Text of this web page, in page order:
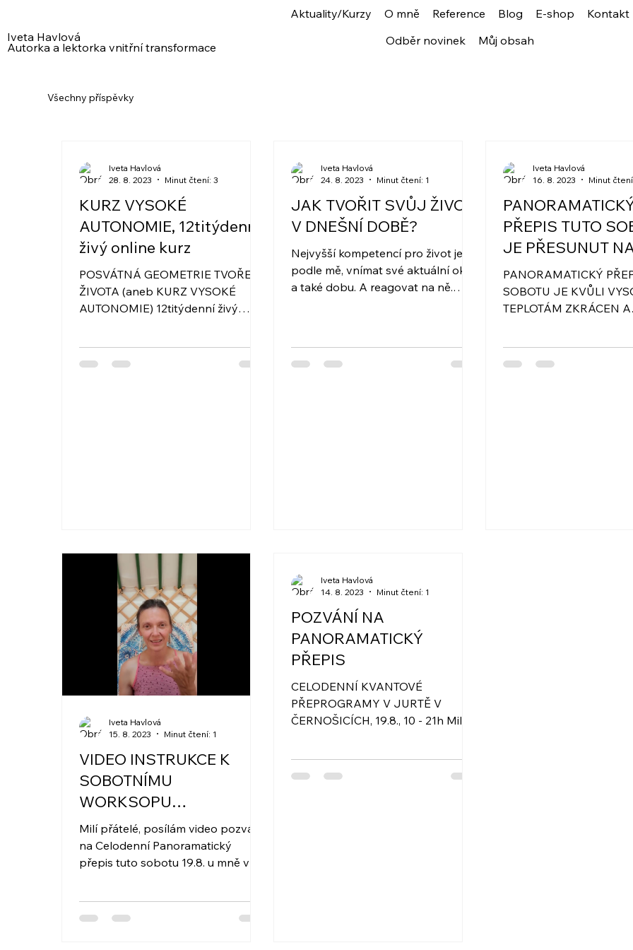
Iveta Havlová
Autorka a lektorka vnitřní transformace
Aktuality/Kurzy O mně Reference Blog E-shop
Kontakt
Odběr novinek
Můj obsah
Všechny příspěvky
KURZ VYSOKÉ
AUTONOMIE, 12titýdenní
živý online kurz
POSVÁTNÁ GEOMETRIE TVOŘENÍ
ŽIVOTA (aneb KURZ VYSOKÉ
AUTONOMIE) 12titýdenní živý
Iveta Havlová
28. 8. 2023
Minut čtení: 3
JAK TVOŘIT SVŮJ ŽIVOT
V DNEŠNÍ DOBĚ?
Nejvyšší kompetencí pro život je,
podle mě, vnímat své aktuální okolí
a také dobu. A reagovat na ně.
Iveta Havlová
24. 8. 2023
Minut čtení: 1
PŘEPIS TUTO
JE PŘESUNUT NA
PANORAMATICKÝ
SOBOTU JE KVŮLI
TEPLOTÁM ZKRÁCEN A
najdete níže:...
Iveta Havlová
16. 8. 2023
Minut
VIDEO INSTRUKCE K
SOBOTNÍMU
WORKSOPU
"PANORAMATICKÝ
PŘEPIS"
Milí přátelé, posílám video pozvání
na Celodenní Panoramatický
přepis tuto sobotu 19.8. u mně v
Iveta Havlová
15. 8. 2023
Minut čtení: 1
POZVÁNÍ NA
PANORAMATICKÝ
PŘEPIS
CELODENNÍ KVANTOVÉ
PŘEPROGRAMY V JURTĚ V
ČERNOŠICÍCH, 19.8., 10 - 21h Milí
Iveta Havlová
14. 8. 2023
Minut čtení: 1